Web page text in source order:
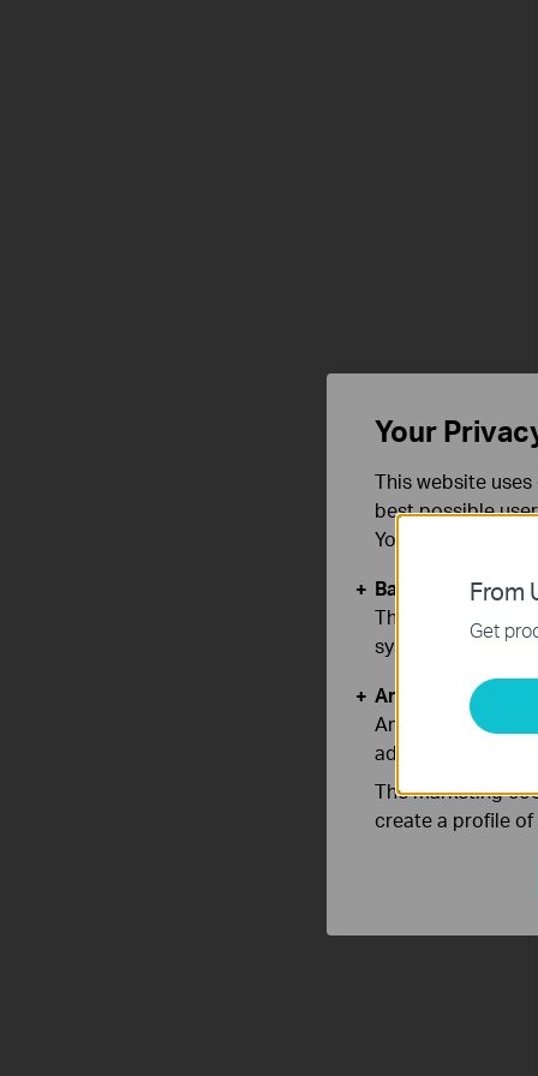
From
Get
Your
This website
best possible
You can find
Basic Cookies
These cookies
systems.
Analysis and
Analysis cookies
adapt the
The marketing
create a profile